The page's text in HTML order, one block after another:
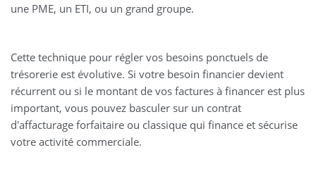
une PME, un ETI, ou un grand groupe.
Cette technique pour régler vos besoins ponctuels de
trésorerie est évolutive. Si votre besoin financier devient
récurrent ou si le montant de vos factures à financer est plus
important, vous pouvez basculer sur un contrat
d'affacturage forfaitaire ou classique qui finance et sécurise
votre activité commerciale.